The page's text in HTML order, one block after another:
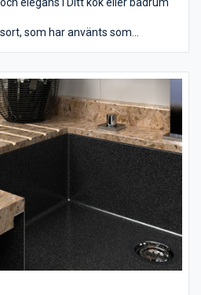
som har använts som
ger ett mjukt och lyxigt intryck.
marmor som
eller som fönsterbräda. Det
mönster när det gäller marmor
randiga och prickiga. Vanligen är
och dessutom mindre porösa,
och fläckar. Behandling av sten
att skydda bänkskivan mot fläckar